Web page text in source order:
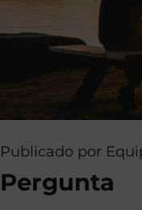
Publicado por
Pergunta